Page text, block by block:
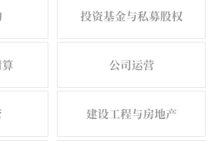
投资基金与私募股权
公司运营
建设工程与房地产